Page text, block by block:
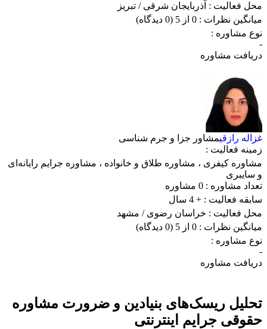
محل فعالیت : آذربایجان شرقی/ تبریز
میانگین نظرات : 0 از 5
(0 دیدگاه)
نوع مشاوره :
-
دریافت مشاوره
غزاله رازقیمشاور جزا و جرم شناسی
زمینه فعالیت :
مشاوره کیفری ، مشاوره طلاق و خانواده ، مشاوره جرایم رایانه‌ای
و سایبری
تعداد مشاوره : 0 مشاوره
سابقه فعالیت : + 4 سال
محل فعالیت : خراسان رضوی/ مشهد
میانگین نظرات : 0 از 5
(0 دیدگاه)
نوع مشاوره :
-
دریافت مشاوره
تحلیل ریسک‌های بنیادین و ضرورت مشاوره
حقوقی جرایم اینترنتی